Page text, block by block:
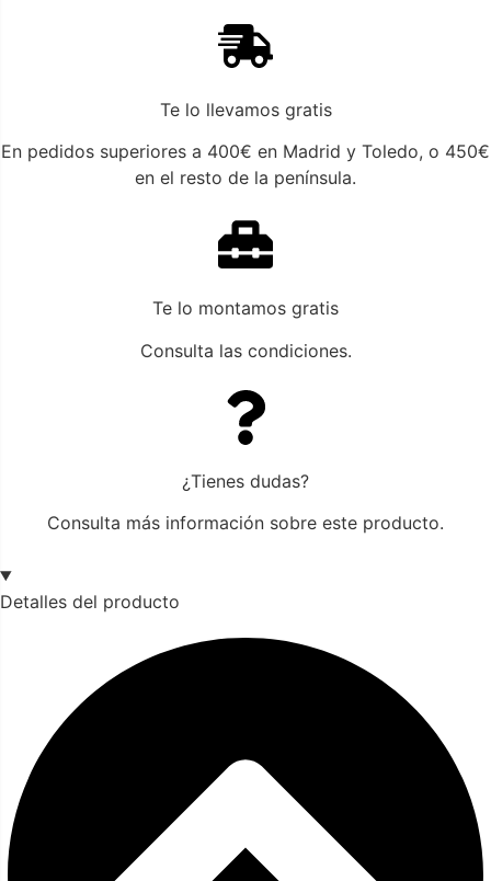
Te lo llevamos gratis
En pedidos superiores a 400€ en Madrid y Toledo, o 450€
en el resto de la península.
Te lo montamos gratis
Consulta las condiciones.
¿Tienes dudas?
Consulta más información sobre este producto.
Detalles del producto